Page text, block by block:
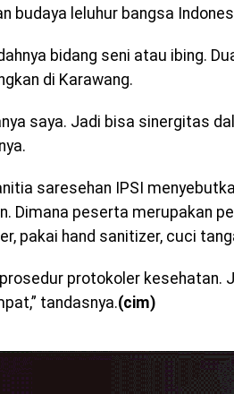
budaya leluhur bangsa
bidang seni atau ibing.
di Karawang.
saya. Jadi bisa sinergitas
saresehan IPSI
Dimana peserta merupakan
pakai hand sanitizer, cuci
protokoler kesehatan.
tandasnya.(cim)